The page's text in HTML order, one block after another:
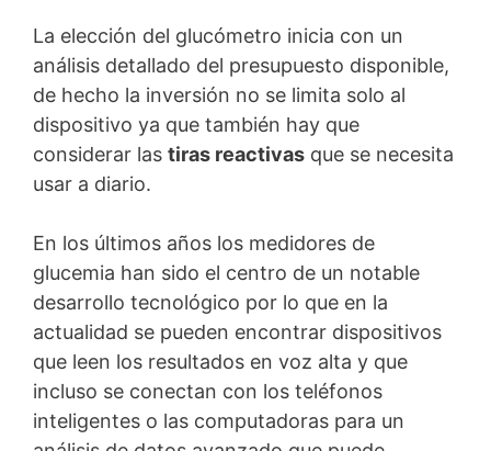
La elección del glucómetro inicia con un
análisis detallado del presupuesto disponible,
de hecho la inversión no se limita solo al
dispositivo ya que también hay que
considerar las tiras reactivas que se necesita
usar a diario.
En los últimos años los medidores de
glucemia han sido el centro de un notable
desarrollo tecnológico por lo que en la
actualidad se pueden encontrar dispositivos
que leen los resultados en voz alta y que
incluso se conectan con los teléfonos
inteligentes o las computadoras para un